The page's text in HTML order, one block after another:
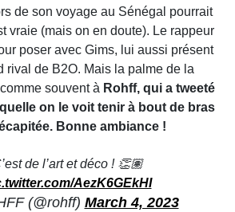
de son voyage au Sénégal pourrait
vraie (mais on en doute). Le rappeur
poser avec Gims, lui aussi présent
rival de B2O. Mais la palme de la
souvent à Rohff, qui a tweeté
on le voit tenir à bout de bras
Bonne ambiance !
de l’art et déco ! 👏🏽
AezK6GEkHI
(@rohff) March 4, 2023